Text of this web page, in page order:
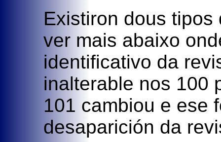
Existiron dous
ver mais abaixo
identificativo da
inalterable nos 100
101 cambiou e ese
desaparición da